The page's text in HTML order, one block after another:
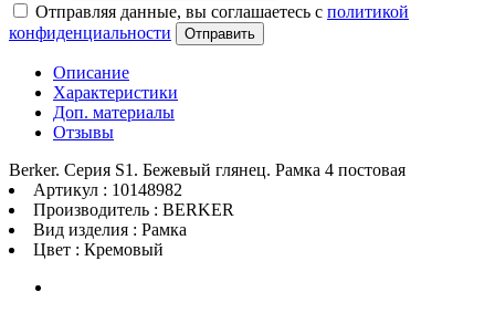
Отправляя данные, вы соглашаетесь с политикой
конфиденциальности
Отправить
Описание
Характеристики
Доп. материалы
Отзывы
Berker. Серия S1. Бежевый глянец. Рамка 4 постовая
Артикул : 10148982
Производитель : BERKER
Вид изделия : Рамка
Цвет : Кремовый